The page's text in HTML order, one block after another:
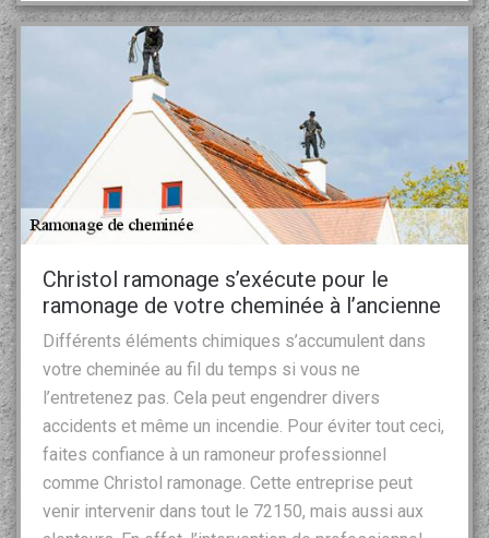
Christol ramonage s’exécute pour le
ramonage de votre cheminée à l’ancienne
Différents éléments chimiques s’accumulent dans
votre cheminée au fil du temps si vous ne
l’entretenez pas. Cela peut engendrer divers
accidents et même un incendie. Pour éviter tout ceci,
faites confiance à un ramoneur professionnel
comme Christol ramonage. Cette entreprise peut
venir intervenir dans tout le 72150, mais aussi aux